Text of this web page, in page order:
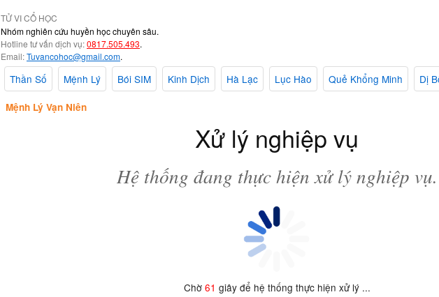
TỬ VI CỔ HỌC
Nhóm nghiên cứu huyền học chuyên sâu.
Hotline tư vấn dịch vụ:0817.505.493.
Email:Tuvancohoc@gmail.com.
Thần Số Mệnh Lý Bói SIM Kinh Dịch Hà Lạc Lục Hào Quẻ Khổng Minh Dị
Mệnh Lý Vạn Niên
Xử lý nghiệp vụ
Hệ thống đang thực hiện xử lý nghiệp vụ.
Chờ 61 giây để hệ thống thực hiện xử lý ...